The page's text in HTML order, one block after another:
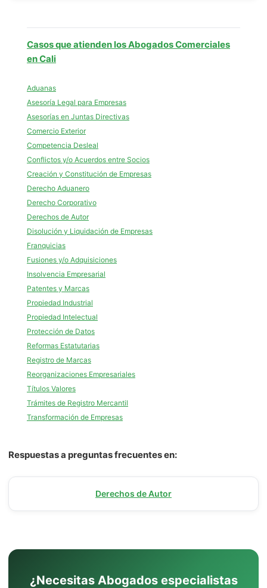
Casos que atienden los Abogados Comerciales
en Cali
Aduanas
Asesoría Legal para Empresas
Asesorías en Juntas Directivas
Comercio Exterior
Competencia Desleal
Conflictos y/o Acuerdos entre Socios
Creación y Constitución de Empresas
Derecho Aduanero
Derecho Corporativo
Derechos de Autor
Disolución y Liquidación de Empresas
Franquicias
Fusiones y/o Adquisiciones
Insolvencia Empresarial
Patentes y Marcas
Propiedad Industrial
Propiedad Intelectual
Protección de Datos
Reformas Estatutarias
Registro de Marcas
Reorganizaciones Empresariales
Títulos Valores
Trámites de Registro Mercantil
Transformación de Empresas
Respuestas a preguntas frecuentes en:
Derechos de Autor
¿Necesitas Abogados especialistas